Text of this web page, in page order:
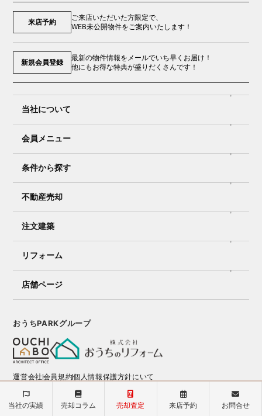
来店予約
ご来店いただいた方限定で、
WEB未公開物件をご案内いたします！
新規会員登録
最新の物件情報をメールでいち早くお届け！
他にもお得な特典が盛りだくさんです！
当社について
会員メニュー
条件から探す
不動産売却
注文建築
リフォーム
店舗ページ
おうちPARKグループ
運営会社会員規約個人情報保護方針にいて
© ARCREST All Rights Reserved.
当社の実績 売却コラム 売却査定 来店予約 お問合せ